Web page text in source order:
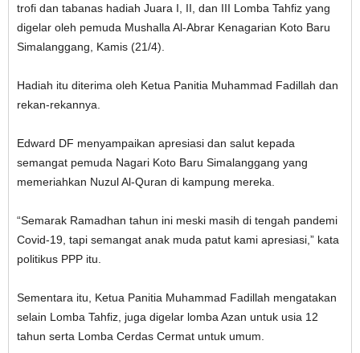
trofi dan tabanas hadiah Juara I, II, dan III Lomba Tahfiz yang
digelar oleh pemuda Mushalla Al-Abrar Kenagarian Koto Baru
Simalanggang, Kamis (21/4).
Hadiah itu diterima oleh Ketua Panitia Muhammad Fadillah dan
rekan-rekannya.
Edward DF menyampaikan apresiasi dan salut kepada
semangat pemuda Nagari Koto Baru Simalanggang yang
memeriahkan Nuzul Al-Quran di kampung mereka.
“Semarak Ramadhan tahun ini meski masih di tengah pandemi
Covid-19, tapi semangat anak muda patut kami apresiasi,” kata
politikus PPP itu.
Sementara itu, Ketua Panitia Muhammad Fadillah mengatakan
selain Lomba Tahfiz, juga digelar lomba Azan untuk usia 12
tahun serta Lomba Cerdas Cermat untuk umum.